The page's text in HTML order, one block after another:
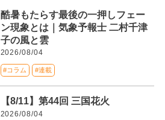
酷暑もたらす最後の一押しフェー
ン現象とは｜気象予報士 二村千津
子の風と雲
2026/08/04
#コラム #連載
【8/11】第44回 三国花火
2026/08/04